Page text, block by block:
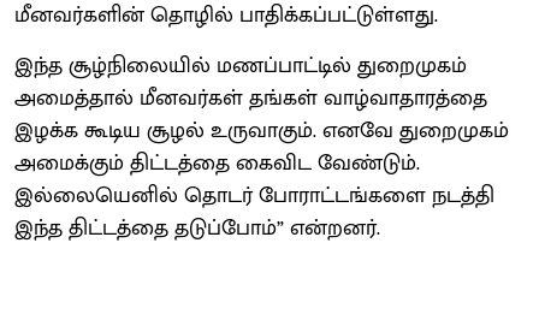
மீனவர்களின் தொழில் பாதிக்கப்பட்டுள்ளது.
இந்த சூழ்நிலையில் மணப்பாட்டில் துறைமுகம்
அமைத்தால் மீனவர்கள் தங்கள் வாழ்வாதாரத்தை
இழக்க கூடிய சூழல் உருவாகும். எனவே துறைமுகம்
அமைக்கும் திட்டத்தை கைவிட வேண்டும்.
இல்லையெனில் தொடர் போராட்டங்களை நடத்தி
இந்த திட்டத்தை தடுப்போம்” என்றனர்.